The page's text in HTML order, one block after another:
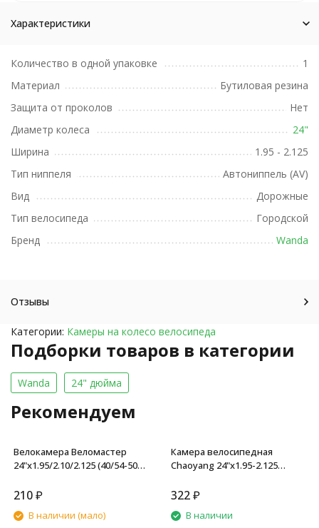
Характеристики
Количество в одной упаковке
1
Материал
Бутиловая резина
Защита от проколов
Нет
Диаметр колеса
24"
Ширина
1.95 - 2.125
Тип ниппеля
Автониппель (AV)
Вид
Дорожные
Тип велосипеда
Городской
Бренд
Wanda
Отзывы
Категории: Камеры на колесо велосипеда
Подборки товаров в категории
Wanda 24" дюйма
Рекомендуем
Велокамера Веломастер
24"x1.95/2.10/2.125 (40/54-507)
картонная коробка
210₽
В наличии (мало)
Камера велосипедная
Chaoyang 24"x1.95-2.125
мм
322₽
В наличии